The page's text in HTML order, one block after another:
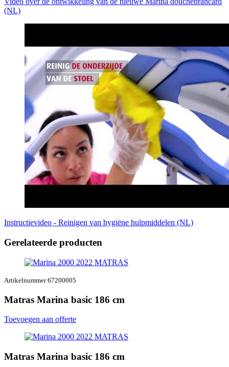
(NL)
Instructievideo - Reinigen van hygiëne hulpmiddelen (NL)
Gerelateerde producten
Artikelnummer 67200005
Matras Marina basic 186 cm
Toevoegen aan offerte
Matras Marina basic 186 cm